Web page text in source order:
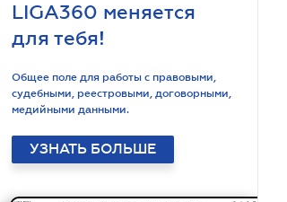
LIGA360 меняется
для тебя!
Общее поле для работы с правовыми,
судебными, реестровыми, договорными,
медийными данными.
УЗНАТЬ БОЛЬШЕ